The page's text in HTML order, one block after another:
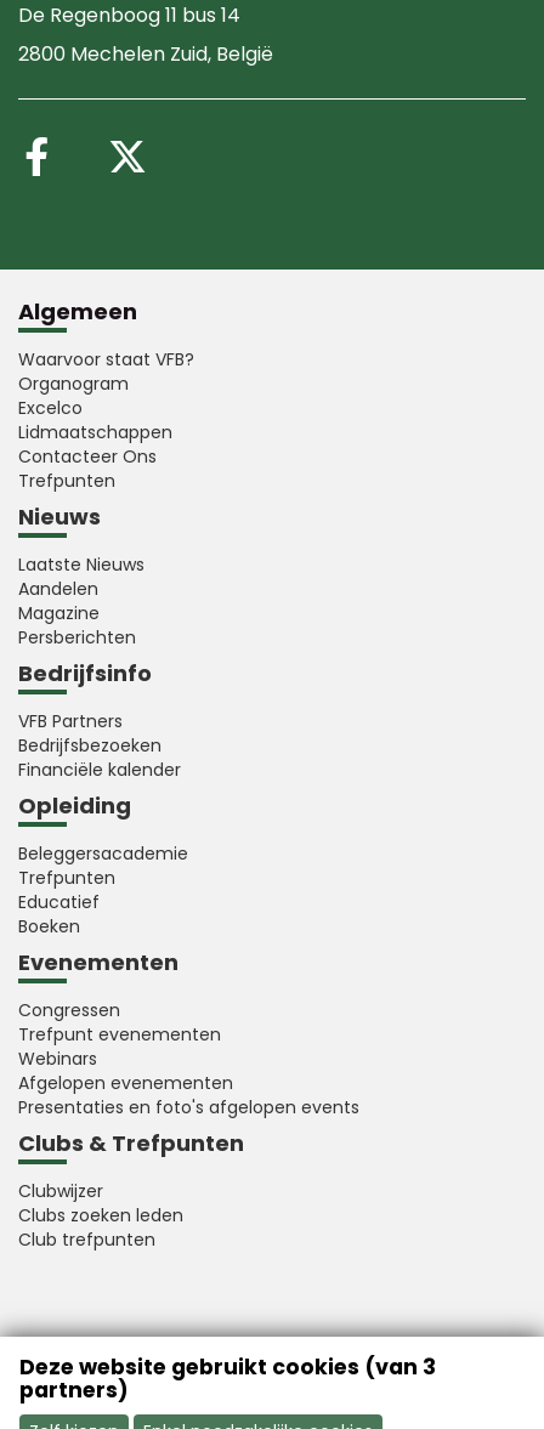
De Regenboog 11 bus 14
2800 Mechelen Zuid, België
Volg ons op Facebook
Algemeen
Waarvoor staat VFB?
Organogram
Excelco
Lidmaatschappen
Contacteer Ons
Trefpunten
Nieuws
Laatste Nieuws
Aandelen
Magazine
Persberichten
Bedrijfsinfo
VFB Partners
Bedrijfsbezoeken
Financiële kalender
Opleiding
Beleggersacademie
Trefpunten
Educatief
Boeken
Evenementen
Congressen
Trefpunt evenementen
Webinars
Afgelopen evenementen
Presentaties en foto's afgelopen events
Clubs & Trefpunten
Clubwijzer
Clubs zoeken leden
Club trefpunten
VFB is a member of Better Finance
Deze website gebruikt cookies (van 3
partners)